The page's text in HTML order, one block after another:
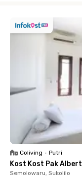
Coliving • Putri
Kost Kost Pak
Semolowaru, Sukolilo